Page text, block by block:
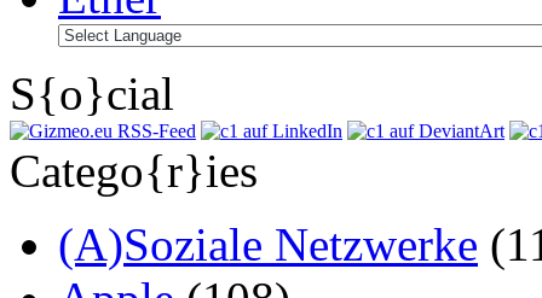
S{o}cial
Catego{r}ies
(A)Soziale Netzwerke